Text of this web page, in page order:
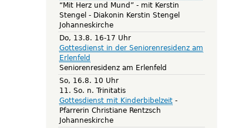
“Mit Herz und Mund” - mit Kerstin
Stengel
Diakonin Kerstin Stengel
Johanneskirche
Do, 13.8. 16-17 Uhr
Gottesdienst in der Seniorenresidenz am
Erlenfeld
Seniorenresidenz am Erlenfeld
So, 16.8. 10 Uhr
11. So. n. Trinitatis
Gottesdienst mit Kinderbibelzeit
Pfarrerin Christiane Rentzsch
Johanneskirche